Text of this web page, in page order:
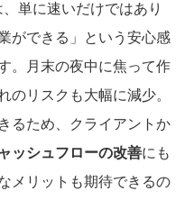
単に速いだけではあり
ができる」という安心感
。月末の夜中に焦って作
のリスクも大幅に減少。
るため、クライアントか
ッシュフローの改善にも
メリットも期待できるの